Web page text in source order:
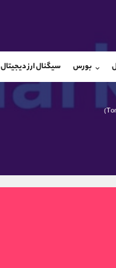
بورس سیگنال ارز دیجیتال
شروع گفتگو
@Armteam_admin_103